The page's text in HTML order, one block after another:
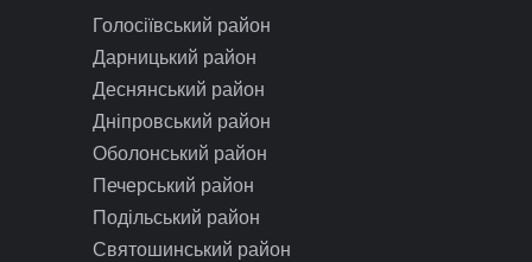
Голосіївський район
Дарницький район
Деснянський район
Дніпровський район
Оболонський район
Печерський район
Подільський район
Святошинський район